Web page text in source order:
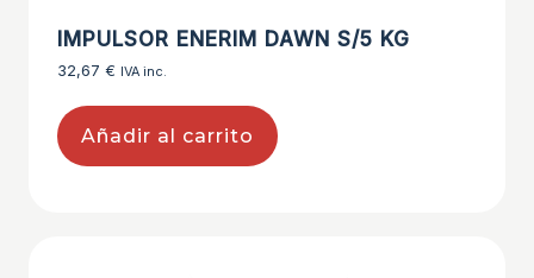
IMPULSOR ENERIM DAWN S/5 KG
32,67 € IVA inc.
Añadir al carrito